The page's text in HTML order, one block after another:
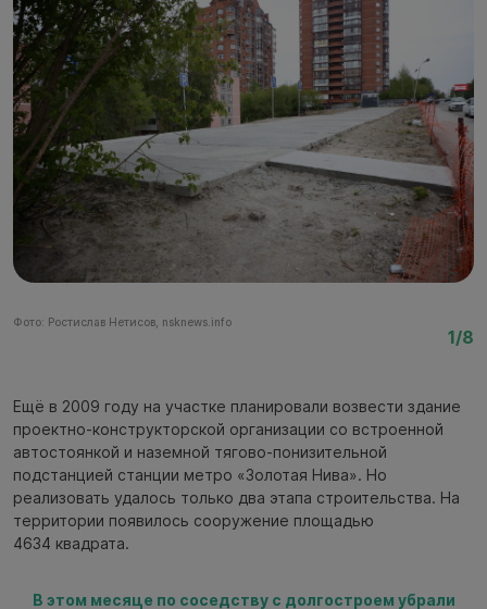
Фото: Ростислав Нетисов, nsknews.info
1/8
Ещё в 2009 году на участке планировали возвести здание
проектно-конструкторской организации со встроенной
автостоянкой и наземной тягово-понизительной
подстанцией станции метро «Золотая Нива». Но
реализовать удалось только два этапа строительства. На
территории появилось сооружение площадью
4634 квадрата.
В этом месяце по соседству с долгостроем убрали